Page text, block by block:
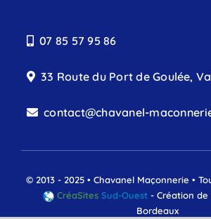
07 85 57 95 86
33 Route du Port de Goulée,
contact@chavanel-
© 2013 - 2025 • Chavanel Maçonnerie •
CréaSitesSud-Ouest- Création de
Bordeaux